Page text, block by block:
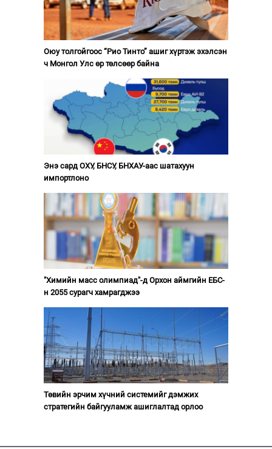
Оюу толгойгоос “Рио Тинто” ашиг хүртэж эхэлсэн
ч Монгол Улс өр төлсөөр байна
Энэ сард ОХУ, БНСУ, БНХАУ-аас шатахуун
импортлоно
"Химийн масс олимпиад"-д Орхон аймгийн ЕБС-
н 2055 сурагч хамрагджээ
Төвийн эрчим хүчний системийг дэмжих
стратегийн байгууламж ашиглалтад орлоо